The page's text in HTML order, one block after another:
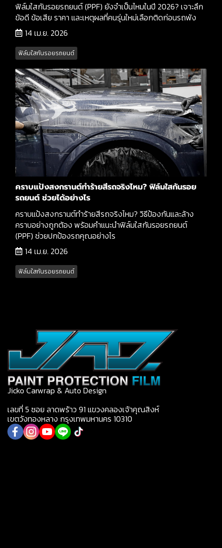
ฟิล์มใสกันรอยรถยนต์ (PPF) ยังจำเป็นไหมในปี 2026? เจาะลึก
ข้อดี ข้อเสีย ราคา และเหตุผลที่คนรุ่นใหม่เลือกติดก่อนรถพัง
14 เม.ย. 2026
ฟิล์มใสกันรอยรถยนต์
คราบแป้งสงกรานต์ทำร้ายสีรถจริงไหม? ฟิล์มใสกันรอย
รถยนต์ ช่วยได้อย่างไร
คราบแป้งสงกรานต์ทำร้ายสีรถจริงไหม? วิธีป้องกันและล้าง
คราบอย่างถูกต้อง พร้อมคำแนะนำฟิล์มใสกันรอยรถยนต์
(PPF) ช่วยปกป้องรถคุณอย่างไร
14 เม.ย. 2026
ฟิล์มใสกันรอยรถยนต์
Jicko Carwrap & Auto Design
เลขที่ 5 ซอย ลาดพร้าว 91 แขวงคลองเจ้าคุณสิงห์
เขตวังทองหลาง กรุงเทพมหานคร 10310